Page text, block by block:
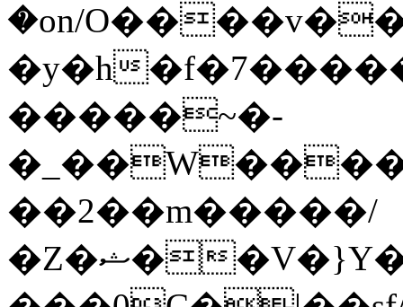
�on/
�y�h
�����~�-
��2��m�����/
�Z�ޝ��V�}Y�I�ծ�O�����S��]z��w��7�޷�����h���u��7w.ϻ���8X��ͮ�����W�dm�Jߜ��q/>?